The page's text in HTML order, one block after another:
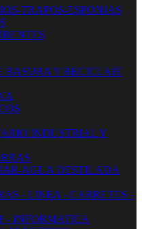
TRAPOS-ESPONJAS
BASURA Y RECICLAJE
INDUSTRIAL Y
AGUA DESTILADA
- LINEA - CARRETES -
- INFORMATICA